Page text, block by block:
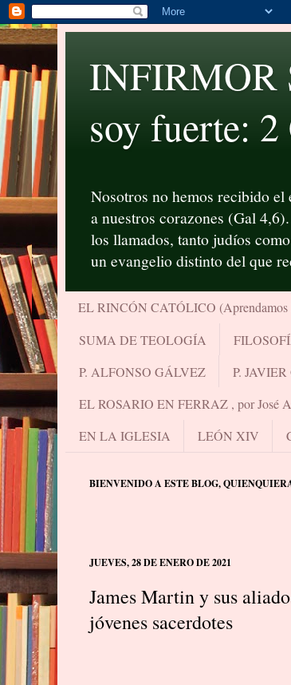
INFIRMOR
soy fuerte:
Nosotros no hemos recibido
a nuestros corazones (Gal
los llamados, tanto judíos
un evangelio distinto del que
EL RINCÓN CATÓLICO (Aprendamos
SUMA DE TEOLOGÍA
P. ALFONSO GÁLVEZ
P.
EL ROSARIO EN FERRAZ , por José
EN LA IGLESIA
LEÓN XIV
BIENVENIDO A ESTE BLOG,
JUEVES, 28 DE ENERO DE 2021
James Martin y sus
jóvenes sacerdotes